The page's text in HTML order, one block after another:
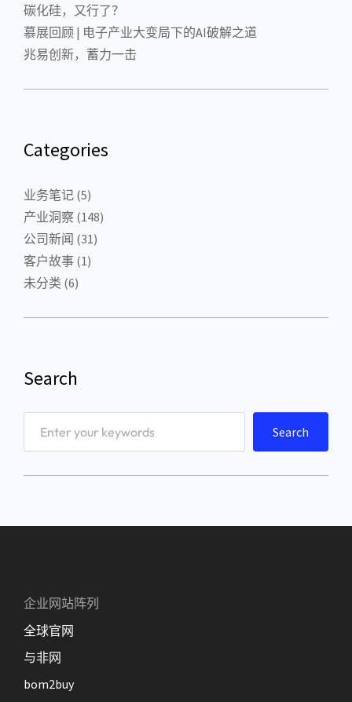
碳化硅，又行了？
慕展回顾 | 电子产业大变局下的AI破解之道
兆易创新，蓄力一击
Categories
业务笔记 (5)
产业洞察 (148)
公司新闻 (31)
客户故事 (1)
未分类 (6)
Search
Search
企业网站阵列
全球官网
与非网
bom2buy